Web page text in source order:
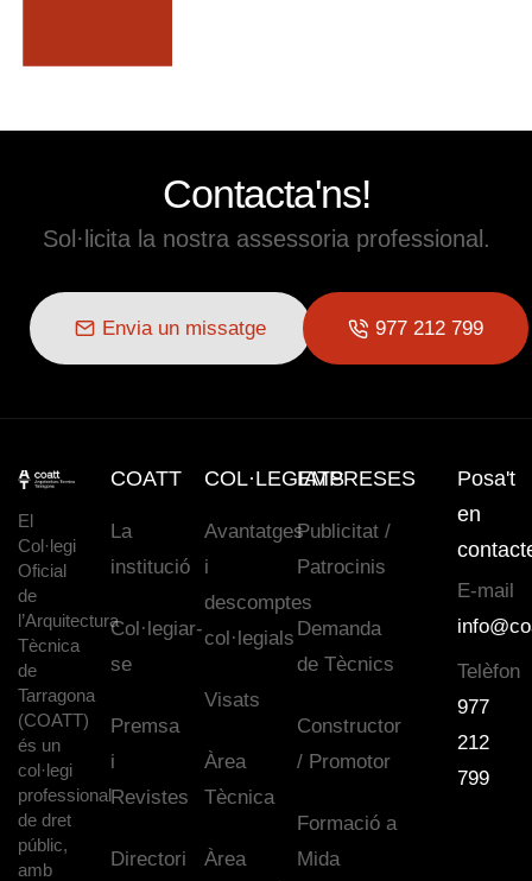
Contacta'ns!
Sol·licita la nostra assessoria professional.
Envia un missatge 977 212 799
El
Col·legi
Oficial
de
l’Arquitectura
Tècnica
de
Tarragona
(COATT)
és un
col·legi
professional
de dret
públic,
amb
COATT
La
institució
Col·legiar-
se
Premsa
i
Revistes
Directori
COL·LEGIATS
Avantatges
i
descomptes
col·legials
Visats
Àrea
Tècnica
Àrea
EMPRESES
Publicitat /
Patrocinis
Demanda
de Tècnics
Constructor
/ Promotor
Formació a
Mida
Posa't
en
E-mail
Telèfon
977
212
799